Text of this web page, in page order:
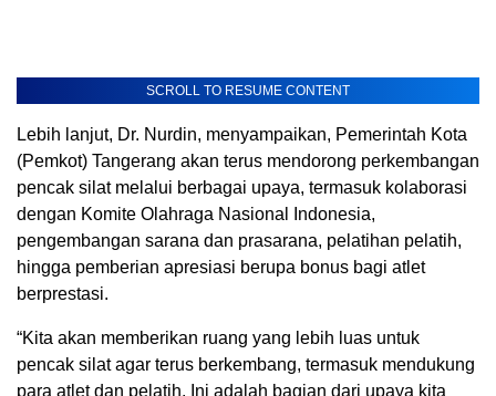
SCROLL TO RESUME CONTENT
Lebih lanjut, Dr. Nurdin, menyampaikan, Pemerintah Kota
(Pemkot) Tangerang akan terus mendorong perkembangan
pencak silat melalui berbagai upaya, termasuk kolaborasi
dengan Komite Olahraga Nasional Indonesia,
pengembangan sarana dan prasarana, pelatihan pelatih,
hingga pemberian apresiasi berupa bonus bagi atlet
berprestasi.
“Kita akan memberikan ruang yang lebih luas untuk
pencak silat agar terus berkembang, termasuk mendukung
para atlet dan pelatih. Ini adalah bagian dari upaya kita